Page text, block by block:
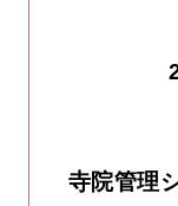
寺院管理